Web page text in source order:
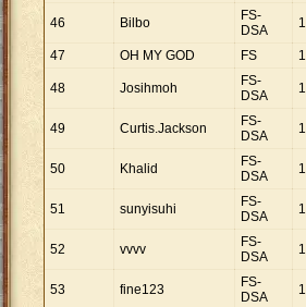
46 Bilbo
FS-
DSA
1
47 OH MY GOD FS 1
48 Josihmoh
FS-
DSA
1
49 Curtis.Jackson
FS-
DSA
1
50 Khalid
FS-
DSA
1
51 sunyisuhi
FS-
DSA
1
52 vvvv
FS-
DSA
1
53 fine123
FS-
DSA
1